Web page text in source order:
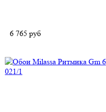
6 765 руб